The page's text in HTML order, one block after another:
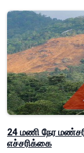
24 மணி நேர
எச்சரிக்கை